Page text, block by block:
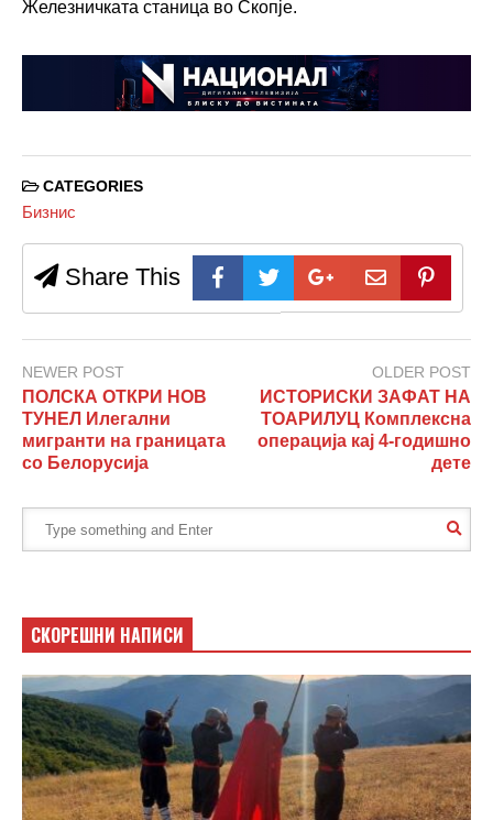
Железничката станица во Скопје.
CATEGORIES
Бизнис
Share This
NEWER POST
ПОЛСКА ОТКРИ НОВ
ТУНЕЛ Илегални
мигранти на границата
со Белорусија
OLDER POST
ИСТОРИСКИ ЗАФАТ НА
ТОАРИЛУЦ Комплексна
операција кај 4-годишно
дете
СКОРЕШНИ НАПИСИ